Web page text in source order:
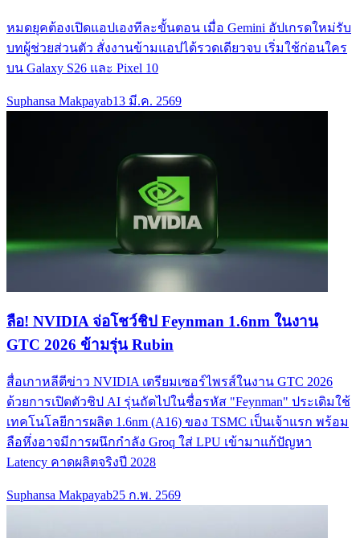
หมดยุคต้องเปิดแอปเองทีละขั้นตอน เมื่อ Gemini อัปเกรดใหม่รับ
บทผู้ช่วยส่วนตัว สั่งงานข้ามแอปได้รวดเดียวจบ เริ่มใช้ก่อนใคร
บน Galaxy S26 และ Pixel 10
Suphansa Makpayab13 มี.ค. 2569
ลือ! NVIDIA จ่อโชว์ชิป Feynman 1.6nm ในงาน
GTC 2026 ข้ามรุ่น Rubin
สื่อเกาหลีตีข่าว NVIDIA เตรียมเซอร์ไพรส์ในงาน GTC 2026
ด้วยการเปิดตัวชิป AI รุ่นถัดไปในชื่อรหัส "Feynman" ประเดิมใช้
เทคโนโลยีการผลิต 1.6nm (A16) ของ TSMC เป็นเจ้าแรก พร้อม
ลือหึ่งอาจมีการผนึกกำลัง Groq ใส่ LPU เข้ามาแก้ปัญหา
Latency คาดผลิตจริงปี 2028
Suphansa Makpayab25 ก.พ. 2569